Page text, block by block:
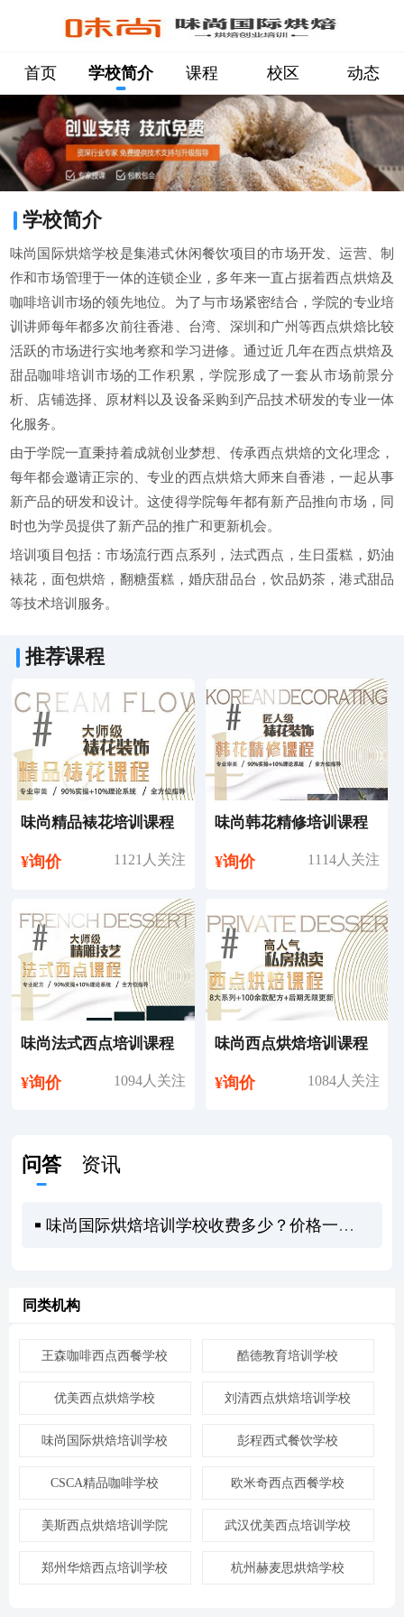
首页 学校简介 课程 校区 动态
学校简介
味尚国际烘焙学校是集港式休闲餐饮项目的市场开发、运营、制
作和市场管理于一体的连锁企业，多年来一直占据着西点烘焙及
咖啡培训市场的领先地位。为了与市场紧密结合，学院的专业培
训讲师每年都多次前往香港、台湾、深圳和广州等西点烘焙比较
活跃的市场进行实地考察和学习进修。通过近几年在西点烘焙及
甜品咖啡培训市场的工作积累，学院形成了一套从市场前景分
析、店铺选择、原材料以及设备采购到产品技术研发的专业一体
化服务。
由于学院一直秉持着成就创业梦想、传承西点烘焙的文化理念，
每年都会邀请正宗的、专业的西点烘焙大师来自香港，一起从事
新产品的研发和设计。这使得学院每年都有新产品推向市场，同
时也为学员提供了新产品的推广和更新机会。
培训项目包括：市场流行西点系列，法式西点，生日蛋糕，奶油
裱花，面包烘焙，翻糖蛋糕，婚庆甜品台，饮品奶茶，港式甜品
等技术培训服务。
推荐课程
味尚精品裱花培训课程
¥询价 1121人关注
味尚韩花精修培训课程
¥询价 1114人关注
味尚法式西点培训课程
¥询价 1094人关注
味尚西点烘焙培训课程
¥询价 1084人关注
问答 资讯
味尚国际烘焙培训学校收费多少？价格一览全知道！
同类机构
王森咖啡西点西餐学校 酷德教育培训学校
优美西点烘焙学校 刘清西点烘焙培训学校
味尚国际烘焙培训学校 彭程西式餐饮学校
CSCA精品咖啡学校 欧米奇西点西餐学校
美斯西点烘焙培训学院 武汉优美西点培训学校
郑州华焙西点培训学校 杭州赫麦思烘焙学校